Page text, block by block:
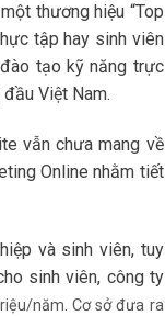
thương hiệu “Top
tập hay sinh viên
tạo kỹ năng trực
Việt Nam.
vẫn chưa mang về
Online nhằm tiết
và sinh viên, tuy
sinh viên, công ty
năm. Cơ sở đưa ra